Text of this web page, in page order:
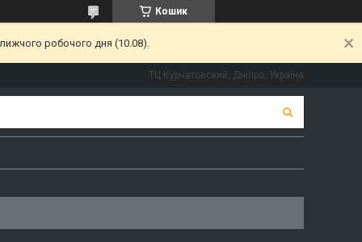
Кошик
робочого дня (10.08).
ТЦ Курчатовский, Дніпро, Україна